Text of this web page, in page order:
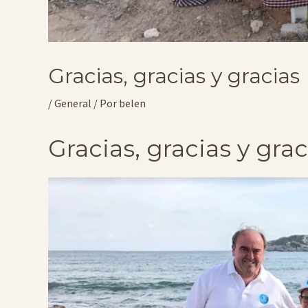
Gracias, gracias y gracias
/General / Por belen
Gracias, gracias y